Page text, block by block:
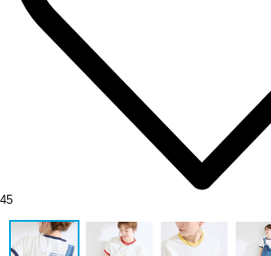
45